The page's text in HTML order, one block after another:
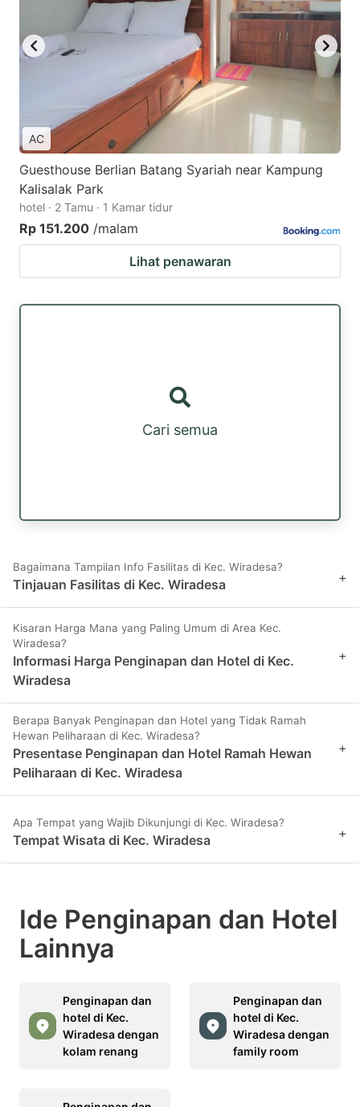
AC
Guesthouse Berlian Batang Syariah near Kampung
Kalisalak Park
hotel · 2 Tamu · 1 Kamar tidur
Rp 151.200 /malam
Lihat penawaran
Cari semua
Bagaimana Tampilan Info Fasilitas di Kec. Wiradesa?
Tinjauan Fasilitas di Kec. Wiradesa +
Kisaran Harga Mana yang Paling Umum di Area Kec.
Wiradesa?
Informasi Harga Penginapan dan Hotel di Kec.
Wiradesa
+
Berapa Banyak Penginapan dan Hotel yang Tidak Ramah
Hewan Peliharaan di Kec. Wiradesa?
Presentase Penginapan dan Hotel Ramah Hewan
Peliharaan di Kec. Wiradesa
+
Apa Tempat yang Wajib Dikunjungi di Kec. Wiradesa?
Tempat Wisata di Kec. Wiradesa +
Ide Penginapan dan Hotel
Lainnya
Penginapan dan
hotel di Kec.
Wiradesa dengan
kolam renang
Penginapan dan
hotel di Kec.
Wiradesa dengan
family room